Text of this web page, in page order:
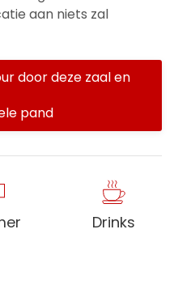
aan niets zal
door deze zaal en
pand
Drinks